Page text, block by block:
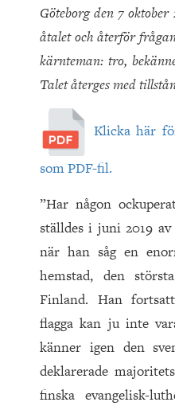
Göteborg den 7
åtalet och återför
kärnteman: tro,
Talet återges med
Klicka här
som PDF-fil.
”Har någon
ställdes i juni 2019
när han såg en
hemstad, den
Finland. Han
flagga kan ju inte
känner igen den
deklarerade
finska evangelisk-